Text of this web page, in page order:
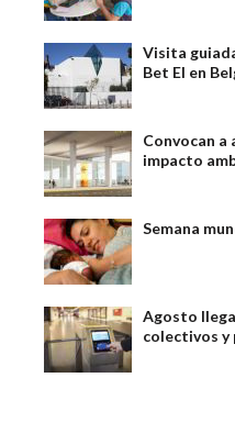
Visita
Bet El en
Convocan a
impacto
Semana
Agosto
colectivos y